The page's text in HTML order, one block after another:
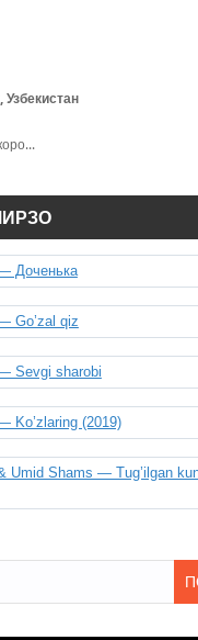
Узбекистан
Доченька
Go’zal qiz
Sevgi sharobi
Ko’zlaring (2019)
Umid Shams — Tug’ilgan